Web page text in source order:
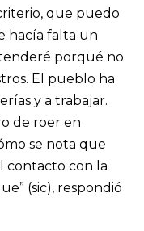
que puedo
hacía falta un
porqué no
El pueblo ha
y a trabajar.
de roer en
se nota que
contacto con la
(sic), respondió